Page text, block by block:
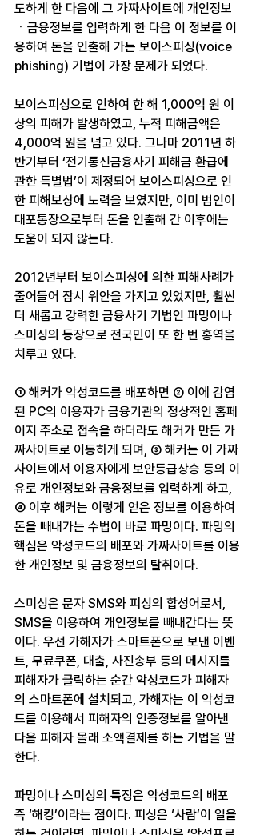
도하게 한 다음에 그 가짜사이트에 개인정보
ㆍ금융정보를 입력하게 한 다음 이 정보를 이
용하여 돈을 인출해 가는 보이스피싱(voice
phishing) 기법이 가장 문제가 되었다.
보이스피싱으로 인하여 한 해 1,000억 원 이
상의 피해가 발생하였고, 누적 피해금액은
4,000억 원을 넘고 있다. 그나마 2011년 하
반기부터 ‘전기통신금융사기 피해금 환급에
관한 특별법’이 제정되어 보이스피싱으로 인
한 피해보상에 노력을 보였지만, 이미 범인이
대포통장으로부터 돈을 인출해 간 이후에는
도움이 되지 않는다.
2012년부터 보이스피싱에 의한 피해사례가
줄어들어 잠시 위안을 가지고 있었지만, 훨씬
더 새롭고 강력한 금융사기 기법인 파밍이나
스미싱의 등장으로 전국민이 또 한 번 홍역을
치루고 있다.
① 해커가 악성코드를 배포하면 ② 이에 감염
된 PC의 이용자가 금융기관의 정상적인 홈페
이지 주소로 접속을 하더라도 해커가 만든 가
짜사이트로 이동하게 되며, ③ 해커는 이 가짜
사이트에서 이용자에게 보안등급상승 등의 이
유로 개인정보와 금융정보를 입력하게 하고,
④ 이후 해커는 이렇게 얻은 정보를 이용하여
돈을 빼내가는 수법이 바로 파밍이다. 파밍의
핵심은 악성코드의 배포와 가짜사이트를 이용
한 개인정보 및 금융정보의 탈취이다.
스미싱은 문자 SMS와 피싱의 합성어로서,
SMS을 이용하여 개인정보를 빼내간다는 뜻
이다. 우선 가해자가 스마트폰으로 보낸 이벤
트, 무료쿠폰, 대출, 사진송부 등의 메시지를
피해자가 클릭하는 순간 악성코드가 피해자
의 스마트폰에 설치되고, 가해자는 이 악성코
드를 이용해서 피해자의 인증정보를 알아낸
다음 피해자 몰래 소액결제를 하는 기법을 말
한다.
파밍이나 스미싱의 특징은 악성코드의 배포
즉 ‘해킹’이라는 점이다. 피싱은 ‘사람’이 일을